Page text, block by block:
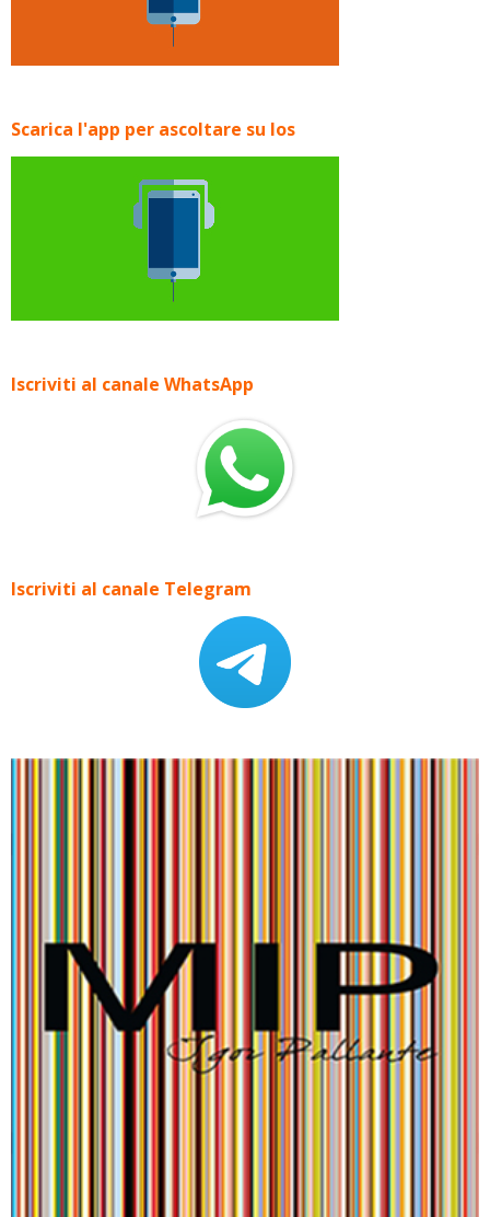
Scarica l'app per ascoltare su Ios
Iscriviti al canale WhatsApp
Iscriviti al canale Telegram